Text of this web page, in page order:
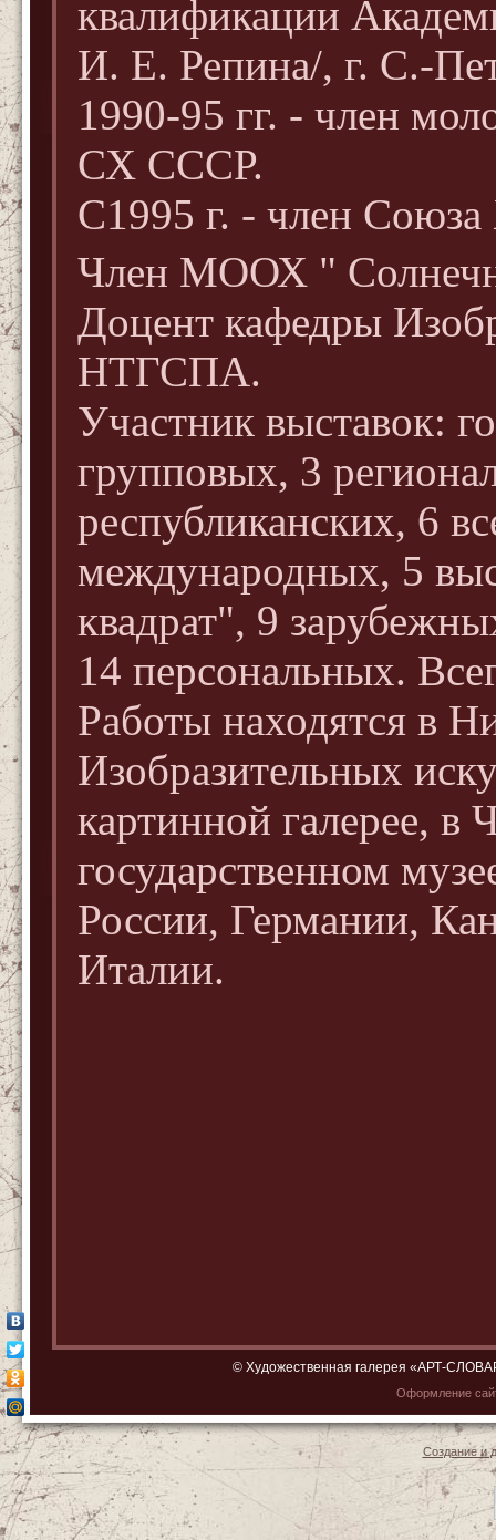
квалификации
И. Е. Репина/, г. С.-
1990-95 гг. - член
СХ СССР.
С1995 г. - член
Член МООХ "
Доцент кафедры
НТГСПА.
Участник выставок:
групповых, 3
республиканских, 6
международных, 5
квадрат", 9
14 персональных.
Работы находятся в
Изобразительных
картинной галерее, в
государственном
России, Германии,
Италии.
© Художественная галерея «АРТ-
Оформление
Создание и